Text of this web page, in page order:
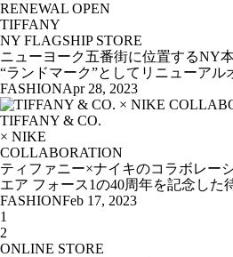
RENEWAL OPEN
TIFFANY
NY FLAGSHIP STORE
ニューヨーク五番街に位置するNY
“ランドマーク”としてリニューアル
FASHIONApr 28, 2023
TIFFANY & CO.
× NIKE
COLLABORATION
ティファニー×ナイキのコラボレー
エア フォース1の40周年を記念した
FASHIONFeb 17, 2023
1
2
ONLINE STORE